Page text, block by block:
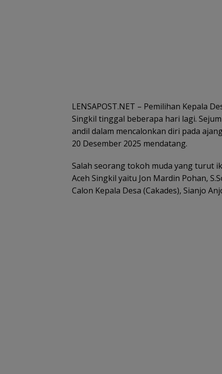
LENSAPOST.NET – Pemilihan Kepala
Singkil tinggal beberapa hari lagi.
andil dalam mencalonkan diri pada
20 Desember 2025 mendatang.
Salah seorang tokoh muda yang turut
Aceh Singkil yaitu Jon Mardin Pohan,
Calon Kepala Desa (Cakades), Sianjo